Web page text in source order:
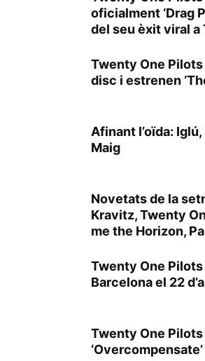
oficialment ‘Drag
del seu èxit viral a
Twenty One
disc i estrenen
Afinant l’oïda:
Maig
Novetats de la
Kravitz, Twenty
me the Horizon,
Twenty One
Barcelona el 22
Twenty One
‘Overcompensate’